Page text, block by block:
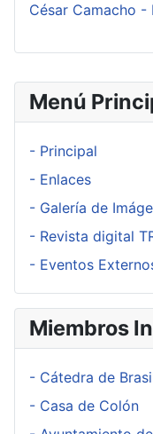
Menú
- Principal
- Enlaces
- Galería de
- Revista digital
- Eventos
Miembros
- Cátedra de
- Casa de Colón
César Camacho -